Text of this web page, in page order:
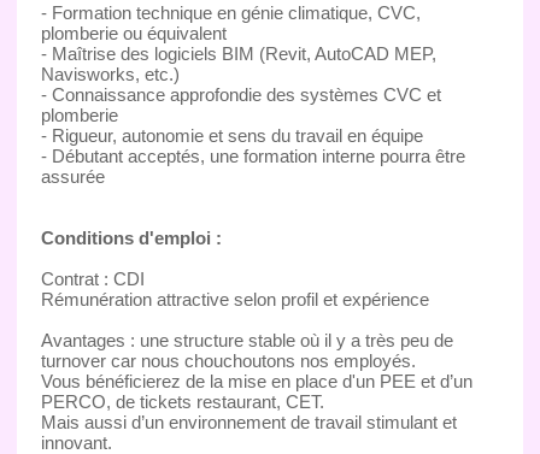
- Formation technique en génie climatique, CVC,
plomberie ou équivalent
- Maîtrise des logiciels BIM (Revit, AutoCAD MEP,
Navisworks, etc.)
- Connaissance approfondie des systèmes CVC et
plomberie
- Rigueur, autonomie et sens du travail en équipe
- Débutant acceptés, une formation interne pourra être
assurée
Conditions d'emploi :
Contrat : CDI
Rémunération attractive selon profil et expérience
Avantages : une structure stable où il y a très peu de
turnover car nous chouchoutons nos employés.
Vous bénéficierez de la mise en place d'un PEE et d’un
PERCO, de tickets restaurant, CET.
Mais aussi d’un environnement de travail stimulant et
innovant.